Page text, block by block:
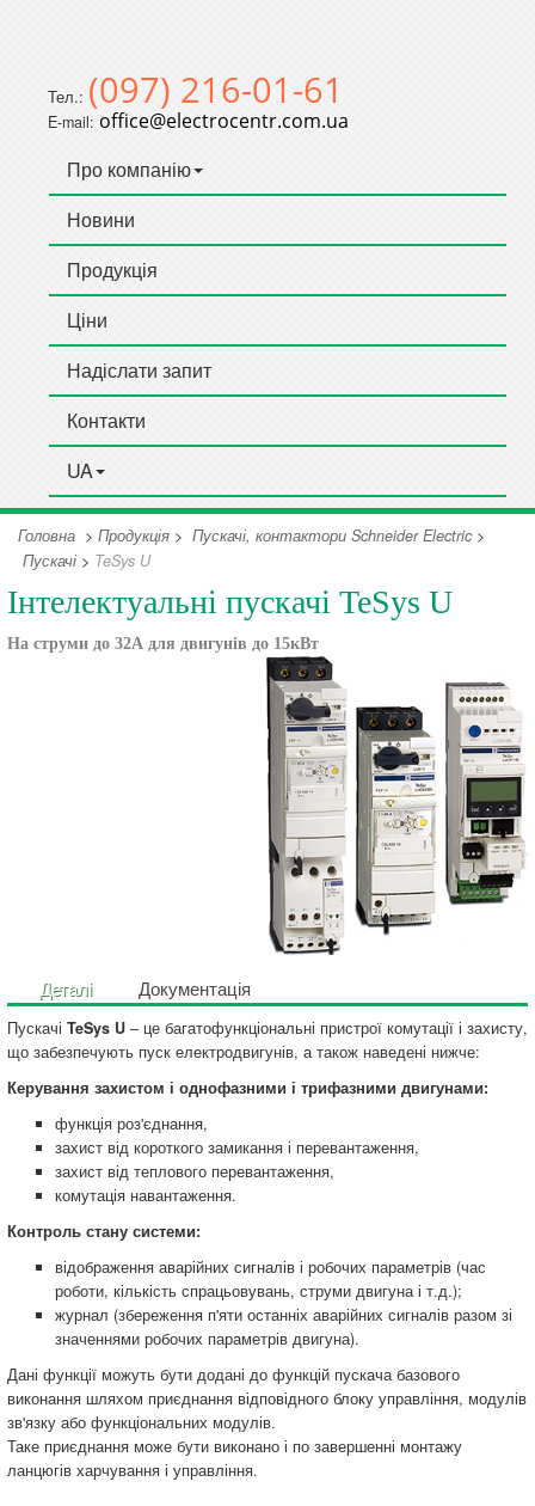
Тел.: (097) 216-01-61
E-mail: office@electrocentr.com.ua
Про компанію
Новини
Продукція
Ціни
Надіслати запит
Контакти
UA
Головна > Продукція > Пускачі, контактори Schneider Electric >
Пускачі > TeSys U
Інтелектуальні пускачі TeSys U
На струми до 32А для двигунів до 15кВт
Деталі Документація
Пускачі TeSys U – це багатофункціональні пристрої комутації і захисту,
що забезпечують пуск електродвигунів, а також наведені нижче:
Керування захистом і однофазними і трифазними двигунами:
функція роз'єднання,
захист від короткого замикання і перевантаження,
захист від теплового перевантаження,
комутація навантаження.
Контроль стану системи:
відображення аварійних сигналів і робочих параметрів (час
роботи, кількість спрацьовувань, струми двигуна і т.д.);
журнал (збереження п'яти останніх аварійних сигналів разом зі
значеннями робочих параметрів двигуна).
Дані функції можуть бути додані до функцій пускача базового
виконання шляхом приєднання відповідного блоку управління, модулів
зв'язку або функціональних модулів.
Таке приєднання може бути виконано і по завершенні монтажу
ланцюгів харчування і управління.